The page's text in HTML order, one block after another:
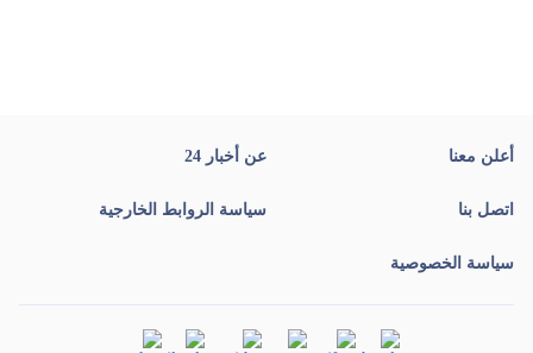
أعلن معنا عن أخبار 24
اتصل بنا سياسة الروابط الخارجية
سياسة الخصوصية